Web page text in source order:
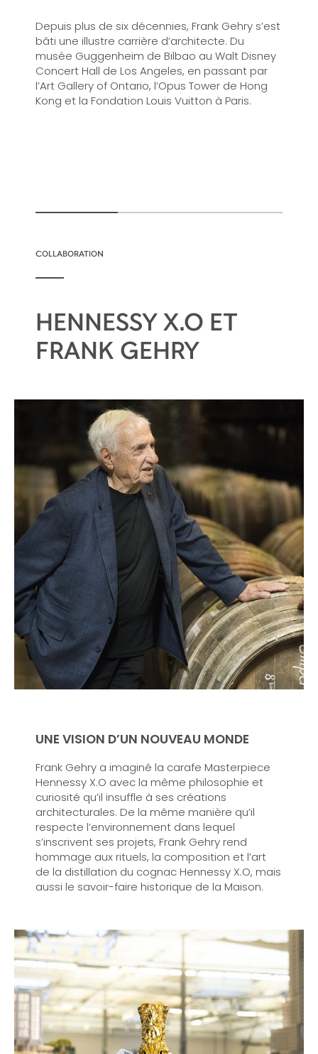
Depuis plus de six décennies, Frank Gehry s’est
bâti une illustre carrière d’architecte. Du
musée Guggenheim de Bilbao au Walt Disney
Concert Hall de Los Angeles, en passant par
l’Art Gallery of Ontario, l’Opus Tower de Hong
Kong et la Fondation Louis Vuitton à Paris.
COLLABORATION
HENNESSY X.O ET
FRANK GEHRY
UNE VISION D’UN NOUVEAU MONDE
Frank Gehry a imaginé la carafe Masterpiece
Hennessy X.O avec la même philosophie et
curiosité qu’il insuffle à ses créations
architecturales. De la même manière qu’il
respecte l’environnement dans lequel
s’inscrivent ses projets, Frank Gehry rend
hommage aux rituels, la composition et l’art
de la distillation du cognac Hennessy X.O, mais
aussi le savoir-faire historique de la Maison.